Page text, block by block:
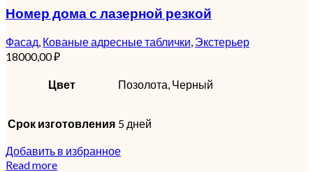
Номер дома с лазерной резкой
Фасад Кованые адресные таблички Экстерьер
18000,00₽
Цвет Позолота, Черный
Срок изготовления 5 дней
Добавить в избранное
Read more